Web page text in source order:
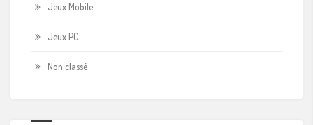
Jeux Mobile
Jeux PC
Non classé